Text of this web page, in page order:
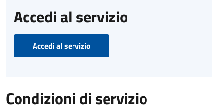
Accedi al servizio
Accedi al servizio
Condizioni di servizio